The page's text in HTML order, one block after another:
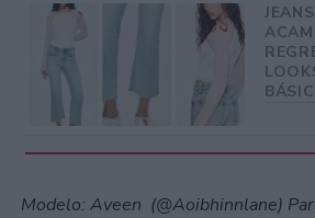
JEANS
Modelo: Aveen (@Aoibhinnlane)